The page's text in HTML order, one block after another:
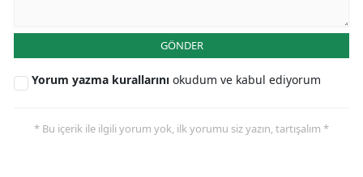
GÖNDER
Yorum yazma kurallarını okudum ve kabul ediyorum
* Bu içerik ile ilgili yorum yok, ilk yorumu siz yazın, tartışalım *